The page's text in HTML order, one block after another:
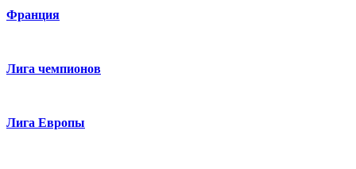
Франция
Лига чемпионов
Лига Европы